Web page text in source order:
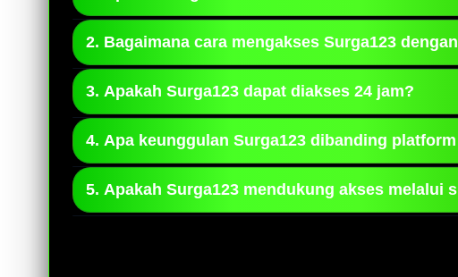
Surga123 adalah sebuah platform online yang
melalui perangkat desktop maupun mobile.
2. Bagaimana cara mengakses Surga123
Pengguna dapat mengakses Surga123
pengalaman akses menjadi lebih lancar.
3. Apakah Surga123 dapat diakses 24 jam?
Ya, Surga123 dirancang untuk dapat diakses
tersedia tanpa batasan waktu.
4. Apa keunggulan Surga123 dibanding
Surga123 menawarkan tampilan yang
pengalaman pengguna yang lebih nyaman.
5. Apakah Surga123 mendukung akses melalui